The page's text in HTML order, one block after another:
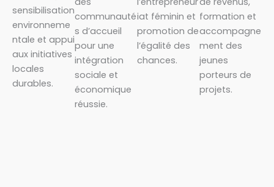
sensibilisation
environneme
ntale et appui
aux initiatives
locales
durables.
communauté
s d’accueil
pour une
intégration
sociale et
économique
réussie.
iat féminin et
promotion de
l’égalité des
chances.
formation et
accompagne
ment des
jeunes
porteurs de
projets.